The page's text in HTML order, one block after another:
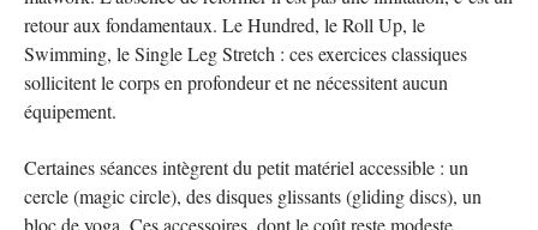
retour aux fondamentaux. Le Hundred, le Roll Up, le
Swimming, le Single Leg Stretch : ces exercices classiques
sollicitent le corps en profondeur et ne nécessitent aucun
équipement.
Certaines séances intègrent du petit matériel accessible : un
cercle (magic circle), des disques glissants (gliding discs), un
bloc de yoga. Ces accessoires, dont le coût reste modeste,